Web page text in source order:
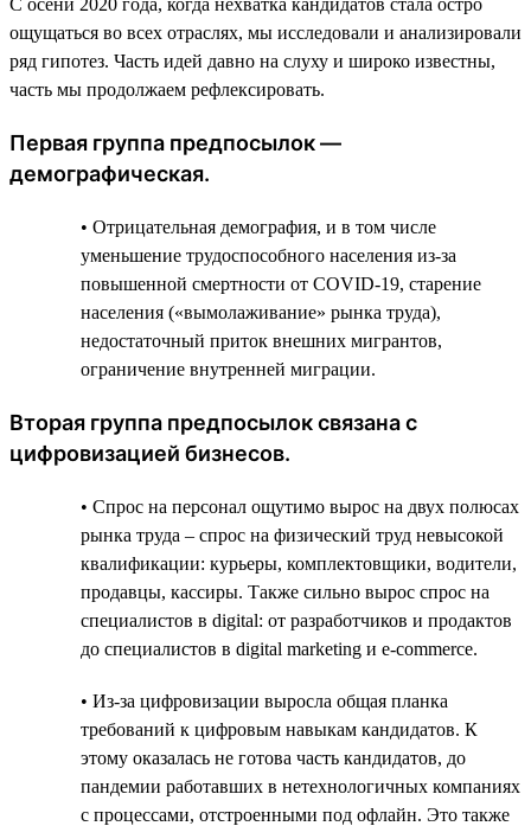
ощущаться во всех отраслях, мы исследовали и анализировали
ряд гипотез. Часть идей давно на слуху и широко известны,
часть мы продолжаем рефлексировать.
Первая группа предпосылок —
демографическая.
• Отрицательная демография, и в том числе
уменьшение трудоспособного населения из-за
повышенной смертности от COVID-19, старение
населения («вымолаживание» рынка труда),
недостаточный приток внешних мигрантов,
ограничение внутренней миграции.
Вторая группа предпосылок связана с
цифровизацией бизнесов.
• Спрос на персонал ощутимо вырос на двух полюсах
рынка труда – спрос на физический труд невысокой
квалификации: курьеры, комплектовщики, водители,
продавцы, кассиры. Также сильно вырос спрос на
специалистов в digital: от разработчиков и продактов
до специалистов в digital marketing и e-commerce.
• Из-за цифровизации выросла общая планка
требований к цифровым навыкам кандидатов. К
этому оказалась не готова часть кандидатов, до
пандемии работавших в нетехнологичных компаниях
с процессами, отстроенными под офлайн. Это также